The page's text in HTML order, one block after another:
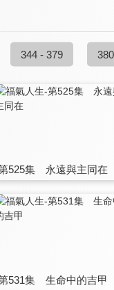
344 - 379
525集 永遠與主同在
531集 生命中的吉甲